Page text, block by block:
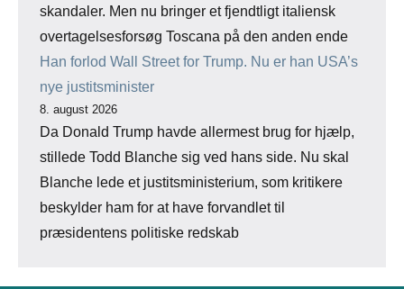
skandaler. Men nu bringer et fjendtligt italiensk
overtagelsesforsøg Toscana på den anden ende
Han forlod Wall Street for Trump. Nu er han USA’s
nye justitsminister
8. august 2026
Da Donald Trump havde allermest brug for hjælp,
stillede Todd Blanche sig ved hans side. Nu skal
Blanche lede et justitsministerium, som kritikere
beskylder ham for at have forvandlet til
præsidentens politiske redskab